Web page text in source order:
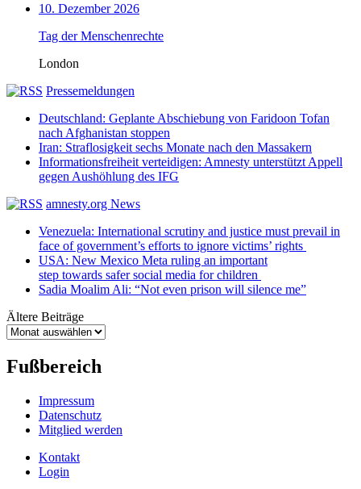
10. Dezember 2026
Tag der Menschenrechte
London
Pressemeldungen
Deutschland: Geplante Abschiebung von Faridoon Tofan
nach Afghanistan stoppen
Iran: Straflosigkeit sechs Monate nach den Massakern
Informationsfreiheit verteidigen: Amnesty unterstützt Appell
gegen Aushöhlung des IFG
amnesty.org News
Venezuela: International scrutiny and justice must prevail in
face of government’s efforts to ignore victims’ rights
USA: New Mexico Meta ruling an important
step towards safer social media for children
Sadia Moalim Ali: “Not even prison will silence me”
Ältere Beiträge
Ältere
Fußbereich
Impressum
Datenschutz
Mitglied werden
Kontakt
Login